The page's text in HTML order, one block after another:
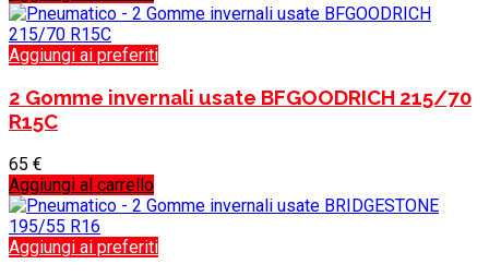
Aggiungi ai preferiti
2 Gomme invernali usate BFGOODRICH 215/70
R15C
65 €
Aggiungi al carrello
Aggiungi ai preferiti